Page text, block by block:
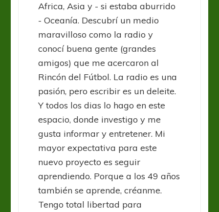
Africa, Asia y - si estaba aburrido
- Oceanía. Descubrí un medio
maravilloso como la radio y
conocí buena gente (grandes
amigos) que me acercaron al
Rincón del Fútbol. La radio es una
pasión, pero escribir es un deleite.
Y todos los dias lo hago en este
espacio, donde investigo y me
gusta informar y entretener. Mi
mayor expectativa para este
nuevo proyecto es seguir
aprendiendo. Porque a los 49 años
también se aprende, créanme.
Tengo total libertad para